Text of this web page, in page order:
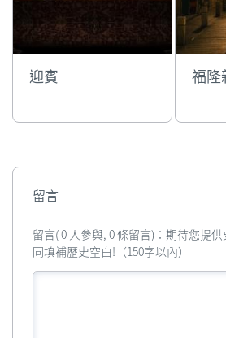
迎賓 福隆
留言
留言( 0 人參與, 0 條留言)：期待您提
同填補歷史空白!（150字以內）